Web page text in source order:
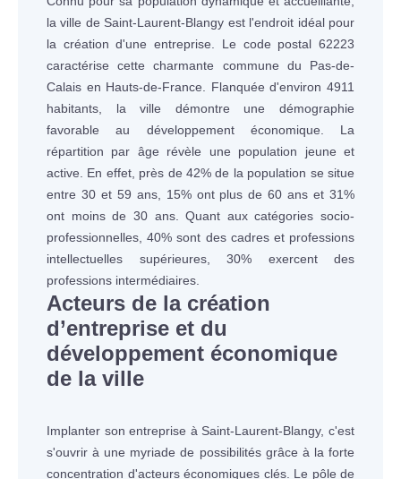
la ville de Saint-Laurent-Blangy est l'endroit idéal pour
la création d'une entreprise. Le code postal 62223
caractérise cette charmante commune du Pas-de-
Calais en Hauts-de-France. Flanquée d'environ 4911
habitants, la ville démontre une démographie
favorable au développement économique. La
répartition par âge révèle une population jeune et
active. En effet, près de 42% de la population se situe
entre 30 et 59 ans, 15% ont plus de 60 ans et 31%
ont moins de 30 ans. Quant aux catégories socio-
professionnelles, 40% sont des cadres et professions
intellectuelles supérieures, 30% exercent des
professions intermédiaires.
Acteurs de la création
d’entreprise et du
développement économique
de la ville
Implanter son entreprise à Saint-Laurent-Blangy, c'est
s'ouvrir à une myriade de possibilités grâce à la forte
concentration d'acteurs économiques clés. Le pôle de